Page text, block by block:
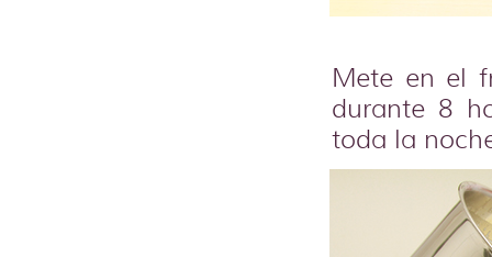
Mete en el
durante 8
toda la